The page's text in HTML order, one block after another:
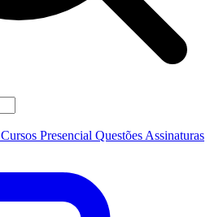
Cursos Presencial Questões Assinaturas